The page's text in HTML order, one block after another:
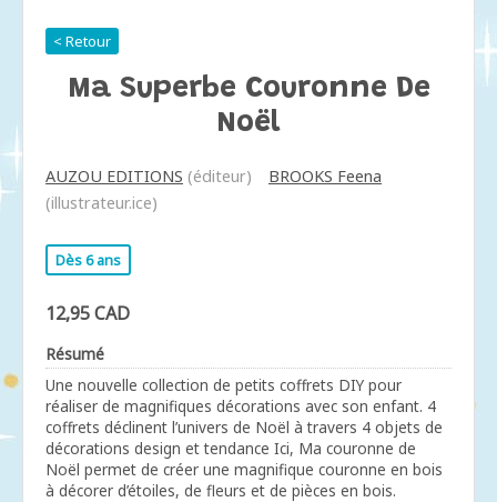
< Retour
Ma Superbe Couronne De
Noël
AUZOU EDITIONS (éditeur)
BROOKS Feena
(illustrateur.ice)
Dès 6 ans
12,95 CAD
Résumé
Une nouvelle collection de petits coffrets DIY pour
réaliser de magnifiques décorations avec son enfant. 4
coffrets déclinent l’univers de Noël à travers 4 objets de
décorations design et tendance Ici, Ma couronne de
Noël permet de créer une magnifique couronne en bois
à décorer d’étoiles, de fleurs et de pièces en bois.